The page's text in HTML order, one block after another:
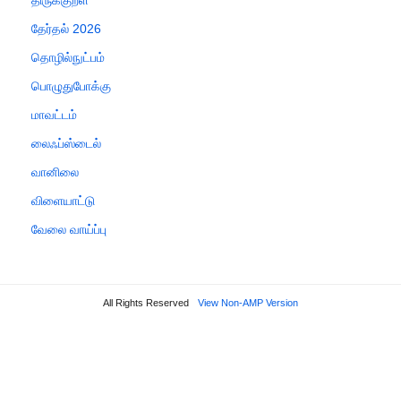
தேர்தல் 2026
தொழில்நுட்பம்
பொழுதுபோக்கு
மாவட்டம்
லைஃப்ஸ்டைல்
வானிலை
விளையாட்டு
வேலை வாய்ப்பு
All Rights Reserved View Non-AMP Version